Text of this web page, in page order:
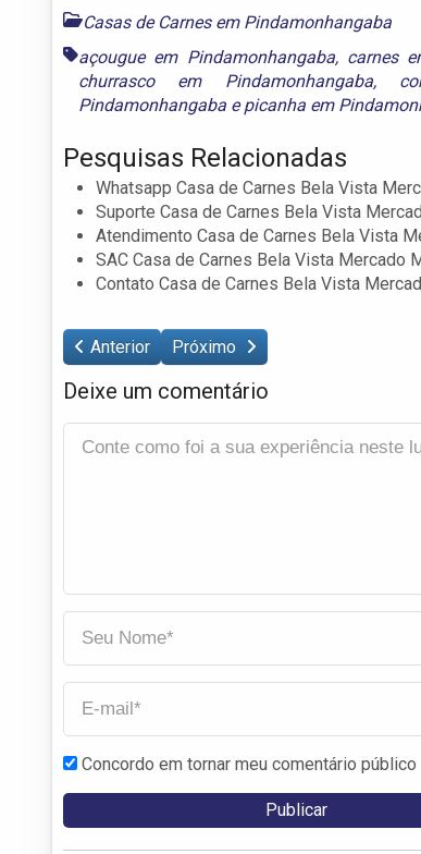
Casas de Carnes em Pindamonhangaba
açougue em Pindamonhangaba, carnes
churrasco em Pindamonhangaba,
Pindamonhangaba epicanha em
Pesquisas Relacionadas
Whatsapp Casa de Carnes Bela Vista
Suporte Casa de Carnes Bela Vista
Atendimento Casa de Carnes Bela Vista
SAC Casa de Carnes Bela Vista Mercado
Contato Casa de Carnes Bela Vista
Anterior Próximo
Deixe um comentário
Concordo em tornar meu comentário público